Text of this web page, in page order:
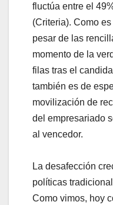
fluctúa entre el
(Criteria). Como
pesar de las
momento de la
filas tras el
también es de
movilización de
del empresariado
al vencedor.
La desafección
políticas
Como vimos, hoy